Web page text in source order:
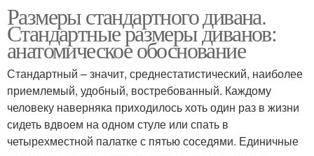
Размеры стандартного дивана.
Стандартные размеры диванов:
анатомическое обоснование
Стандартный – значит, среднестатистический, наиболее
приемлемый, удобный, востребованный. Каждому
человеку наверняка приходилось хоть один раз в жизни
сидеть вдвоем на одном стуле или спать в
четырехместной палатке с пятью соседями. Единичные